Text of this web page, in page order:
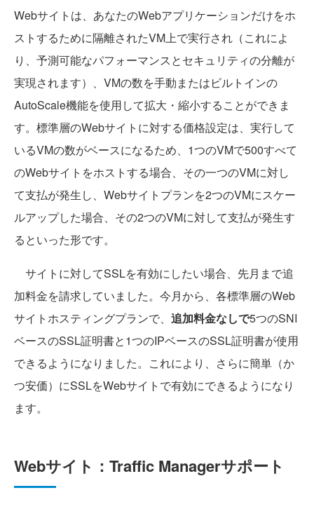
Webサイトは、あなたのWebアプリケーションだけをホ
ストするために隔離されたVM上で実行され（これによ
り、予測可能なパフォーマンスとセキュリティの分離が
実現されます）、VMの数を手動またはビルトインの
AutoScale機能を使用して拡大・縮小することができま
す。標準層のWebサイトに対する価格設定は、実行して
いるVMの数がベースになるため、1つのVMで500すべて
のWebサイトをホストする場合、その一つのVMに対し
て支払が発生し、Webサイトプランを2つのVMにスケー
ルアップした場合、その2つのVMに対して支払が発生す
るといった形です。
サイトに対してSSLを有効にしたい場合、先月まで追
加料金を請求していました。今月から、各標準層のWeb
サイトホスティングプランで、 追加料金なしで5つのSNI
ベースのSSL証明書と1つのIPベースのSSL証明書が使用
できるようになりました。これにより、さらに簡単（か
つ安価）にSSLをWebサイトで有効にできるようになり
ます。
Webサイト：Traffic Managerサポート